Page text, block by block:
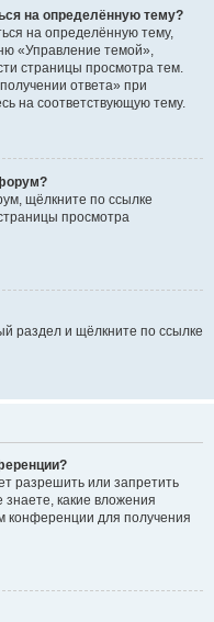
на определённую тему?
на определённую тему,
«Управление темой»,
страницы просмотра тем.
ответа» при
на соответствующую тему.
щёлкните по ссылке
просмотра
раздел и щёлкните по ссылке
разрешить или запретить
какие вложения
конференции для получения